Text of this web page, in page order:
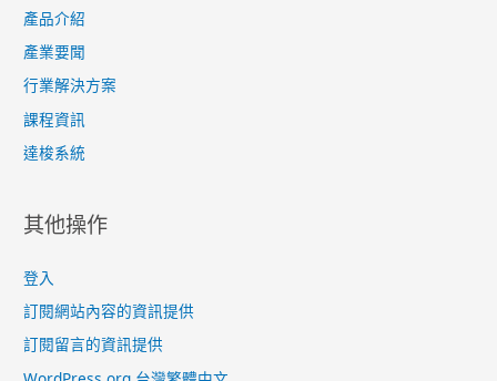
產品介紹
產業要聞
行業解決方案
課程資訊
達梭系統
其他操作
登入
訂閱網站內容的資訊提供
訂閱留言的資訊提供